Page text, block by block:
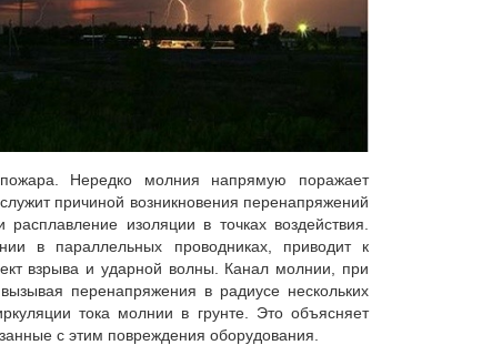
Нередко молния напрямую поражает
причиной возникновения перенапряжений
изоляции в точках воздействия.
в параллельных проводниках, приводит к
взрыва и ударной волны. Канал молнии, при
перенапряжения в радиусе нескольких
тока молнии в грунте. Это объясняет
с этим повреждения оборудования.